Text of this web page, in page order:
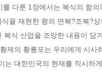
다룬 1장에서는 복식의 함
을 재현한 왕의 면복?조복?
복식 산업을 조망한 내용이 담
제의 황룡포는 우리에게 시
는 대한민국의 현재를 직시하